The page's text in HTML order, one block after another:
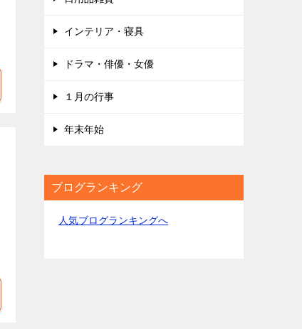
インテリア・寝具
ドラマ・俳優・女優
１月の行事
年末年始
ブログランキング
人気ブログランキングへ